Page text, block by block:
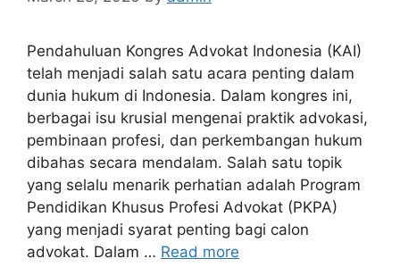
Pendahuluan Kongres Advokat Indonesia (KAI)
telah menjadi salah satu acara penting dalam
dunia hukum di Indonesia. Dalam kongres ini,
berbagai isu krusial mengenai praktik advokasi,
pembinaan profesi, dan perkembangan hukum
dibahas secara mendalam. Salah satu topik
yang selalu menarik perhatian adalah Program
Pendidikan Khusus Profesi Advokat (PKPA)
yang menjadi syarat penting bagi calon
advokat. Dalam … Read more